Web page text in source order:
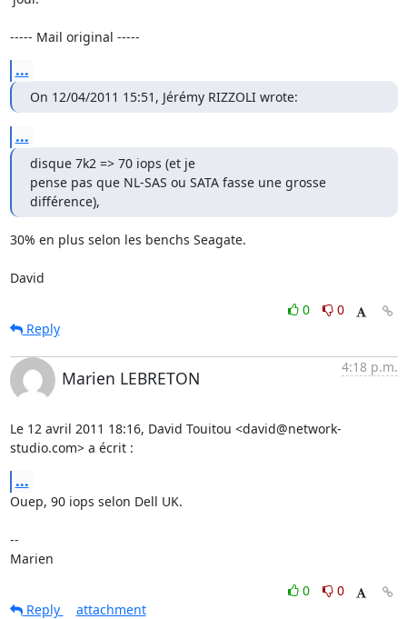
----- Mail original -----
...
On 12/04/2011 15:51, Jérémy RIZZOLI wrote:
...
disque 7k2 => 70 iops (et je
pense pas que NL-SAS ou SATA fasse une grosse
différence),
30% en plus selon les benchs Seagate.
David
0
0
Reply
Marien LEBRETON
4:18 p.m.
Le 12 avril 2011 18:16, David Touitou <david@network-
studio.com> a écrit :
...
Ouep, 90 iops selon Dell UK.
--
Marien
0
0
Reply
attachment